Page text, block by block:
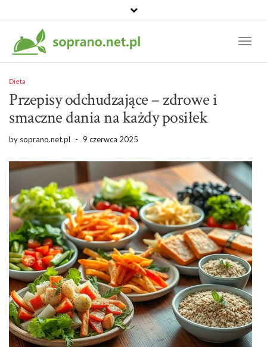
Dieta
Przepisy odchudzające – zdrowe i
smaczne dania na każdy posiłek
by soprano.net.pl - 9 czerwca 2025